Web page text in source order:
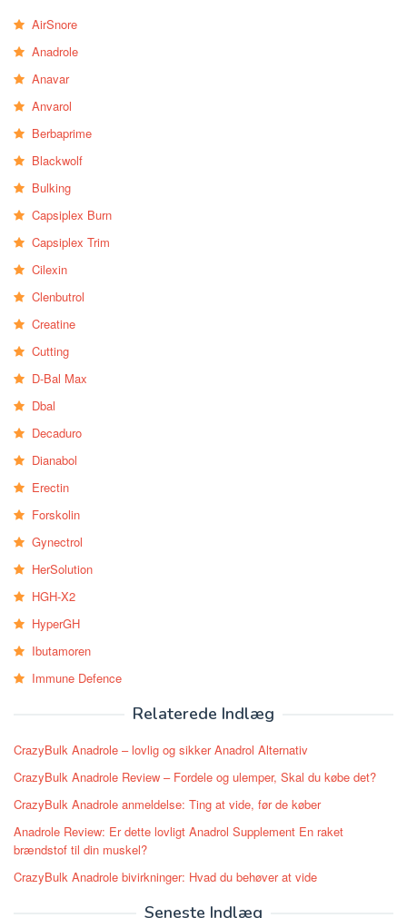
AirSnore
Anadrole
Anavar
Anvarol
Berbaprime
Blackwolf
Bulking
Capsiplex Burn
Capsiplex Trim
Cilexin
Clenbutrol
Creatine
Cutting
D-Bal Max
Dbal
Decaduro
Dianabol
Erectin
Forskolin
Gynectrol
HerSolution
HGH-X2
HyperGH
Ibutamoren
Immune Defence
Relaterede Indlæg
CrazyBulk Anadrole – lovlig og sikker Anadrol Alternativ
CrazyBulk Anadrole Review – Fordele og ulemper, Skal du købe det?
CrazyBulk Anadrole anmeldelse: Ting at vide, før de køber
Anadrole Review: Er dette lovligt Anadrol Supplement En raket
brændstof til din muskel?
CrazyBulk Anadrole bivirkninger: Hvad du behøver at vide
Seneste Indlæg